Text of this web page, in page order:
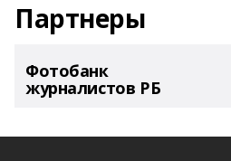
Партнеры
Фотобанк
журналистов РБ